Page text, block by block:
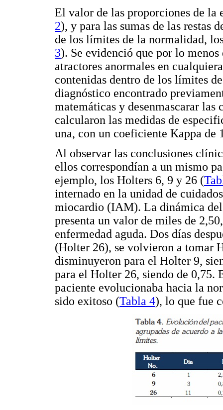
El valor de las proporciones de la
2), y para las sumas de las restas
de los límites de la normalidad,
3). Se evidenció que por lo
atractores anormales en
contenidas dentro de los límites
diagnóstico encontrado
matemáticas y desenmascarar
calcularon las medidas de
una, con un coeficiente Kappa de
Al observar las conclusiones
ellos correspondían a un mismo
ejemplo, los Holters 6, 9 y 26 (
internado en la unidad de
miocardio (IAM). La dinámica
presenta un valor de miles de
enfermedad aguda. Dos días
(Holter 26), se volvieron a tomar
disminuyeron para el Holter 9,
para el Holter 26, siendo de 0,75.
paciente evolucionaba hacia la
sido exitoso (Tabla 4), lo que fue